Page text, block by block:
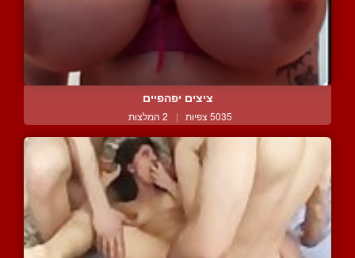
ציצים יפהפיים
5035 צפיות | 2 המלצות